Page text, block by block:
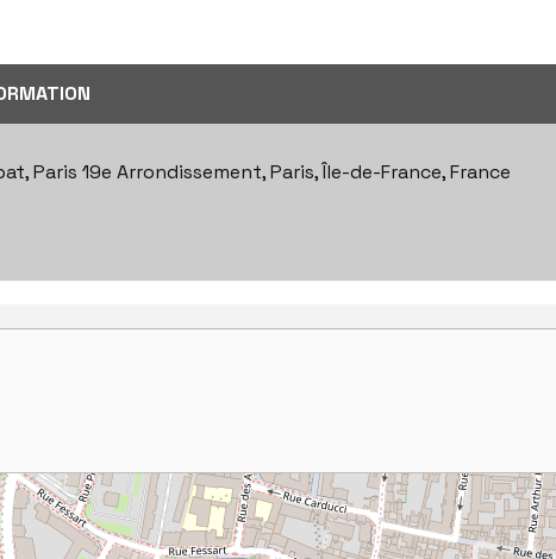
Paris 19e Arrondissement, Paris, Île-de-France, France